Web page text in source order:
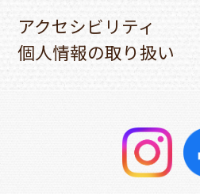
アクセシビリティ
個人情報の取り扱い